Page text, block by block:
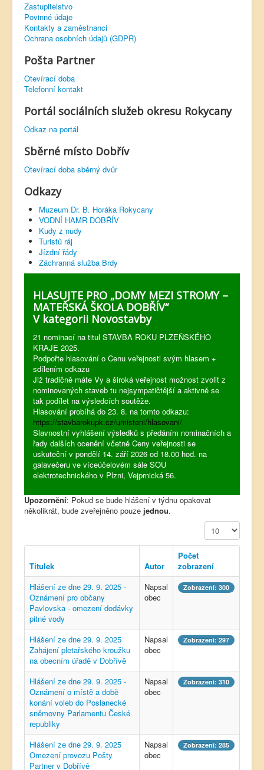
Zastupitelstvo
Povinné údaje
Kontakty a zaměstnanci
Ochrana osobních údajů (GDPR)
Pošta Partner
Otevírací doba
Telefonní kontakt
Portál sociálních služeb okresu Rokycany
Odkaz na portál
Sběrné místo Dobřív
Otevírací doba sběrný dvůr
Odkazy
Muzeum Dr. B. Horáka Rokycany
VODNÍ HAMR DOBŘÍV
Kudy z nudy
Turistů ráj
Jízdní řády
Záchranná služba Brdy
HLASUJTE PRO „DOMY MEZI STROMY –
MATEŘSKÁ ŠKOLA DOBŘÍV“
V kategorii Novostavby
21 nominací na titul STAVBA ROKU PLZEŇSKÉHO
KRAJE 2025.
Podpořte hlasování o Cenu veřejnosti svým hlasem +
sdílením odkazu
Již tradičně máte Vy a široká veřejnost možnost zvolit z
nominovaných staveb tu nejsympatičtější a aktivně se
tak podílet na výsledcích soutěže.
Hlasování probíhá do 23. 8. na tomto odkazu:
https://stavbarokupk.cz/umisteni/hlasovani/
Slavnostní vyhlášení výsledků s předáním nominačních a
řady dalších ocenění včetně Ceny veřejnosti se
uskuteční v pondělí 14. září 2026 od 18.00 hod. na
galavečeru ve víceúčelovém sále SOU
elektrotechnického v Plzni, Vejprnická 56.
Upozornění: Pokud se bude hlášení v týdnu opakovat
několikrát, bude zveřejněno pouze jednou.
Počet zobrazení
Titulek Autor
Počet
zobrazení
Hlášení ze dne 29. 9. 2025 -
Oznámení pro občany
Pavlovska - omezení dodávky
pitné vody
Napsal
obec
Zobrazení: 300
Hlášení ze dne 29. 9. 2025
Zahájení pletařského kroužku
na obecním úřadě v Dobřívě
Napsal
obec
Zobrazení: 297
Hlášení ze dne 29. 9. 2025 -
Oznámení o místě a době
konání voleb do Poslanecké
sněmovny Parlamentu České
republiky
Napsal
obec
Zobrazení: 310
Hlášení ze dne 29. 9. 2025
Omezení provozu Pošty
Partner v Dobřívě
Napsal
obec
Zobrazení: 285